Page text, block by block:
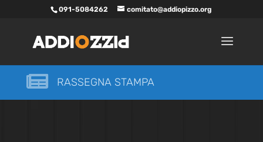
091-5084262 comitato@addiopizzo.org
 RASSEGNA STAMPA